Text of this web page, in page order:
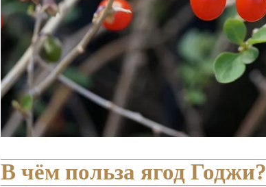
В чём польза ягод Годжи?